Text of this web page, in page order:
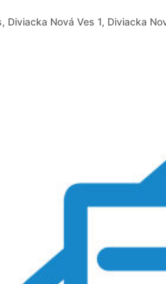
Diviacka Nová Ves 1, Diviacka